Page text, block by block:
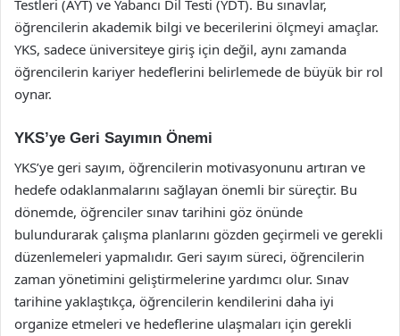
Testleri (AYT) ve Yabancı Dil Testi (YDT). Bu sınavlar,
öğrencilerin akademik bilgi ve becerilerini ölçmeyi amaçlar.
YKS, sadece üniversiteye giriş için değil, aynı zamanda
öğrencilerin kariyer hedeflerini belirlemede de büyük bir rol
oynar.
YKS’ye Geri Sayımın Önemi
YKS’ye geri sayım, öğrencilerin motivasyonunu artıran ve
hedefe odaklanmalarını sağlayan önemli bir süreçtir. Bu
dönemde, öğrenciler sınav tarihini göz önünde
bulundurarak çalışma planlarını gözden geçirmeli ve gerekli
düzenlemeleri yapmalıdır. Geri sayım süreci, öğrencilerin
zaman yönetimini geliştirmelerine yardımcı olur. Sınav
tarihine yaklaştıkça, öğrencilerin kendilerini daha iyi
organize etmeleri ve hedeflerine ulaşmaları için gerekli